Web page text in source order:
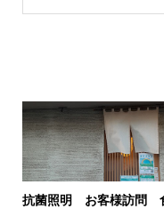
抗菌照明 お客様訪問